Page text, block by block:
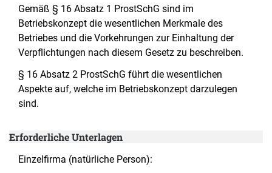
Gemäß § 16 Absatz 1 ProstSchG sind im
Betriebskonzept die wesentlichen Merkmale des
Betriebes und die Vorkehrungen zur Einhaltung der
Verpflichtungen nach diesem Gesetz zu beschreiben.
§ 16 Absatz 2 ProstSchG führt die wesentlichen
Aspekte auf, welche im Betriebskonzept darzulegen
sind.
Erforderliche Unterlagen
Einzelfirma (natürliche Person):